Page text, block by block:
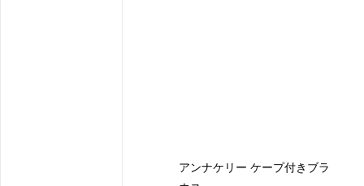
アンナケリー ケープ付きブラ